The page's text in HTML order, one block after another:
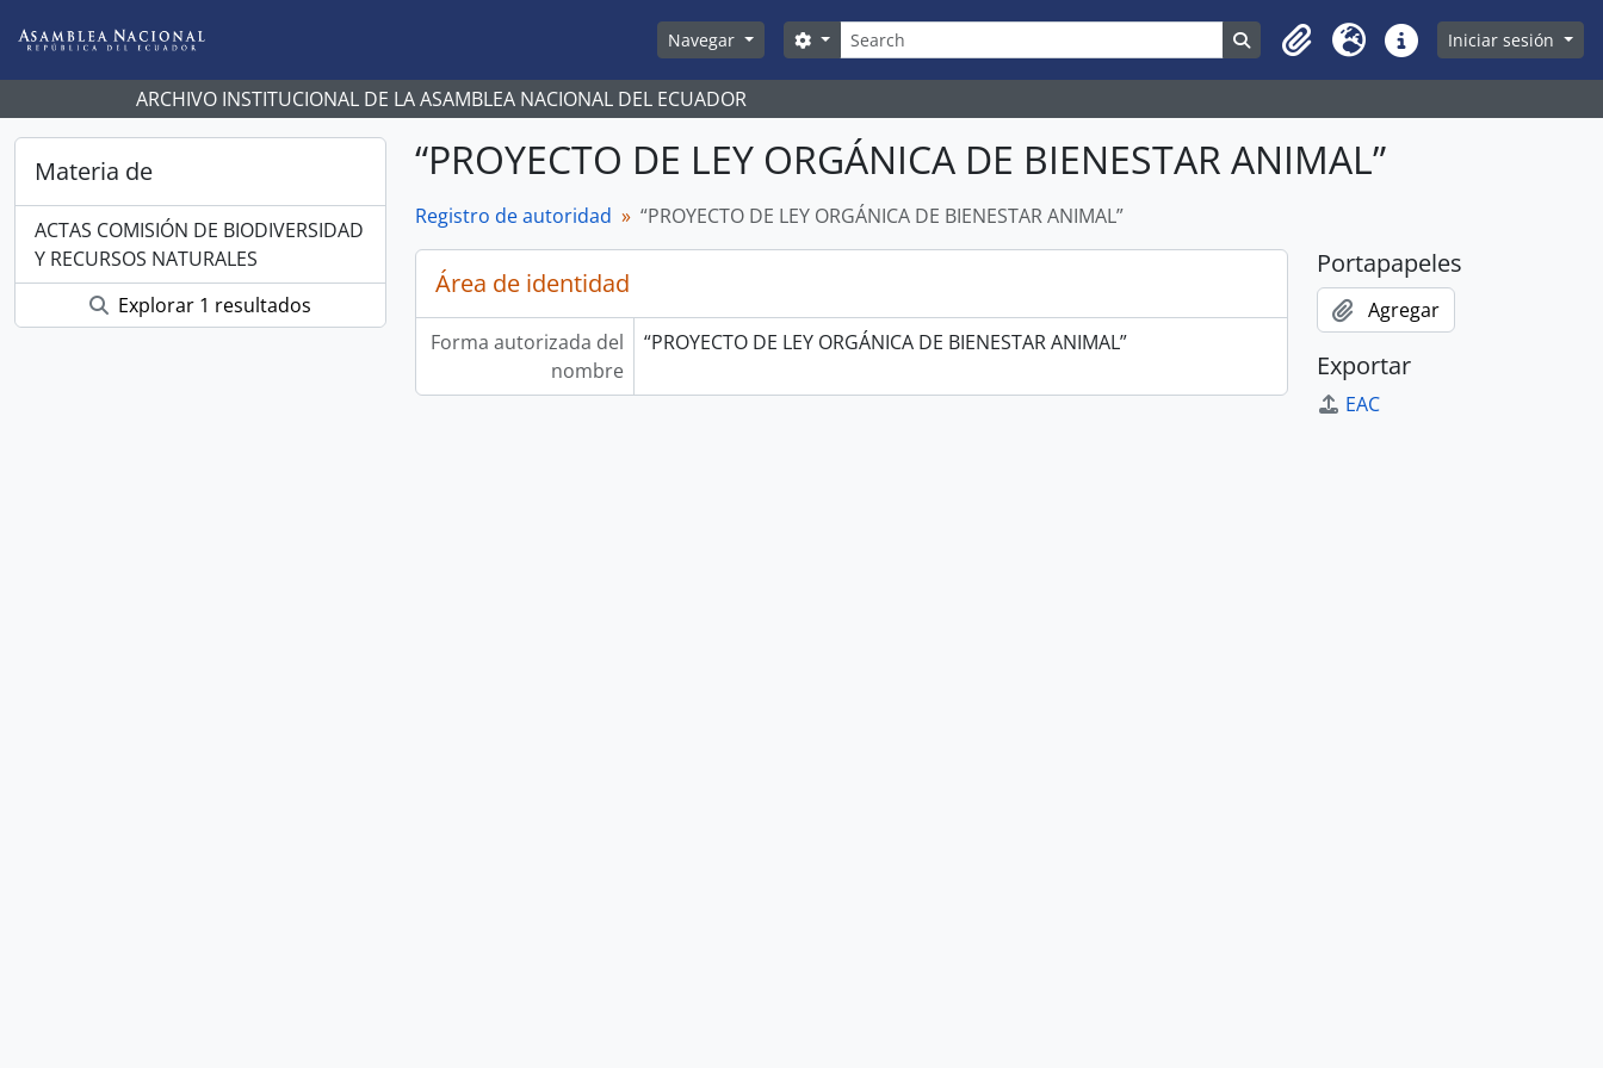
Navegar
Búsqueda
Search options Search in browse page
Clipboard
Idioma Enlaces rápidos
Iniciar sesión
ARCHIVO INSTITUCIONAL DE LA ASAMBLEA NACIONAL DEL ECUADOR
Materia de
ACTAS COMISIÓN DE BIODIVERSIDAD
Y RECURSOS NATURALES
Explorar 1 resultados
“PROYECTO DE LEY ORGÁNICA DE BIENESTAR ANIMAL”
Registro de autoridad “PROYECTO DE LEY ORGÁNICA DE BIENESTAR ANIMAL”
Área de identidad
Forma autorizada del
nombre
“PROYECTO DE LEY ORGÁNICA DE BIENESTAR ANIMAL”
Portapapeles
Agregar
Exportar
EAC